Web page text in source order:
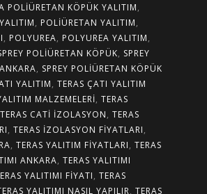
POLIÜRETAN KÖPÜK YALITIM,
, POLIÜRETAN YALITIM,
, POLYUREA, POLYUREA YALITIM,
POLIÜRETAN KÖPÜK, SPREY
, SPREY POLIÜRETAN KÖPÜK
YALITIM, TERAS ÇATI YALITIM
MALZEMELERI, TERAS
TERAS CATI IZOLASYON, TERAS
, TERAS IZOLASYON FIYATLARI,
, TERAS YALITIM FIYATLARI, TERAS
ANKARA, TERAS YALITIMI
YALITIMI FIYATI, TERAS
YALITIMI NASIL YAPILIR, TERAS